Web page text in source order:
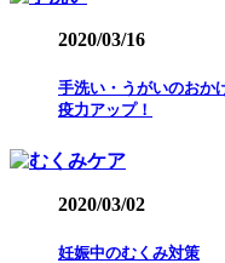
2020/03/16
手洗い・うがいのおか
疫力アップ！
2020/03/02
妊娠中のむくみ対策